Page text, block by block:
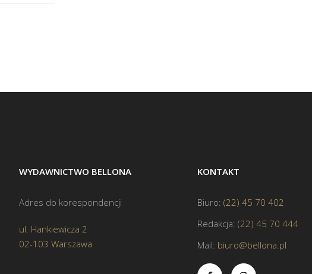
WYDAWNICTWO BELLONA
Adres do korespondencji
ul. Hankiewicza 2
02-103 Warszawa
KONTAKT
Biuro: (22) 45 70 402
Redakcja: (22) 45 70 444
Mail: biuro@bellona.pl